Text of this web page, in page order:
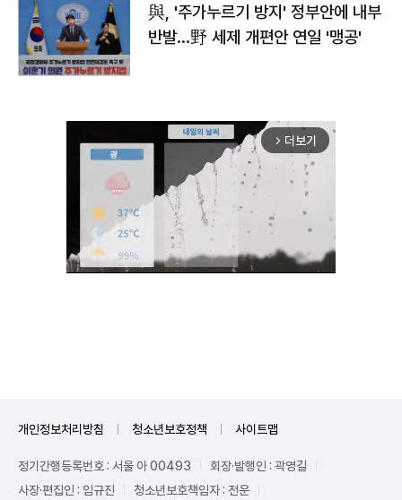
與, '주가누르기 방지' 정부안에 내부
반발…野 세제 개편안 연일 '맹공'
arrow_forward_ios 더보기
개인정보처리방침 청소년보호정책 사이트맵
정기간행등록번호 : 서울 아 00493
회장·발행인 : 곽영길
사장·편집인 : 임규진
청소년보호책임자 : 전운